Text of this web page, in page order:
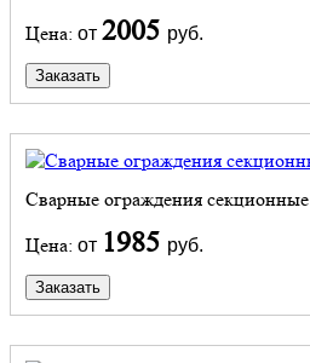
Цена: от 2005 руб.
Заказать
Сварные ограждения секционные
Цена: от 1985 руб.
Заказать